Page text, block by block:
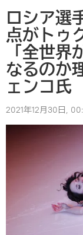
ロシア選
点がトゥ
「全世
なるのか
ェンコ氏
2021年12月30日,